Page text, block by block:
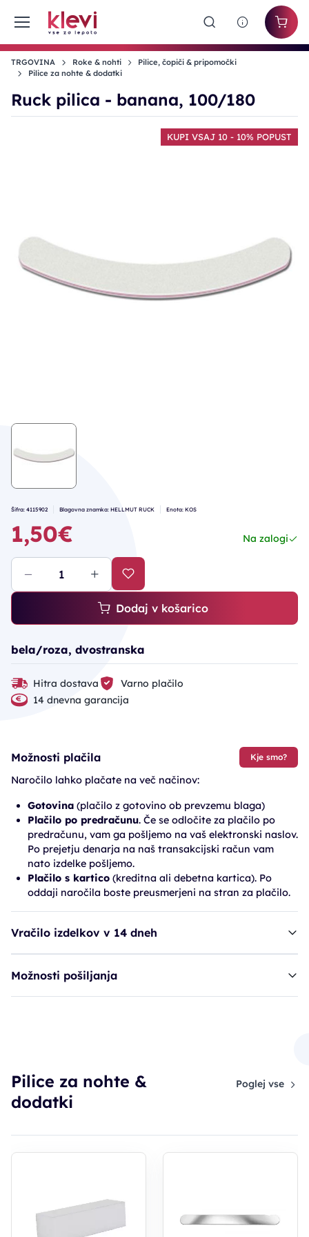
TRGOVINA Roke & nohti
Pilice, čopiči & pripomočki
Pilice za nohte & dodatki
Ruck pilica - banana, 100/180
KUPI VSAJ 10 - 10% POPUST
Šifra: 4115902 Blagovna znamka: HELLMUT RUCK Enota: KOS
1,50€ Na zalogi
Dodaj v košarico
bela/roza, dvostranska
Hitra dostava
Varno plačilo
14 dnevna garancija
Možnosti plačila Kje smo?
Naročilo lahko plačate na več načinov:
Gotovina (plačilo z gotovino ob prevzemu blaga)
Plačilo po predračunu. Če se odločite za plačilo po
predračunu, vam ga pošljemo na vaš elektronski naslov.
Po prejetju denarja na naš transakcijski račun vam
nato izdelke pošljemo.
Plačilo s kartico (kreditna ali debetna kartica). Po
oddaji naročila boste preusmerjeni na stran za plačilo.
Vračilo izdelkov v 14 dneh
Možnosti pošiljanja
Pilice za nohte &
dodatki
Poglej vse